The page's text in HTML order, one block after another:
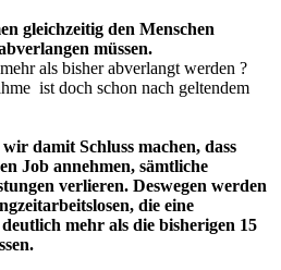
gleichzeitig den Menschen
müssen.
als bisher abverlangt werden ?
ist doch schon nach geltendem
damit Schluss machen, dass
Job annehmen, sämtliche
verlieren. Deswegen werden
die eine
mehr als die bisherigen 15